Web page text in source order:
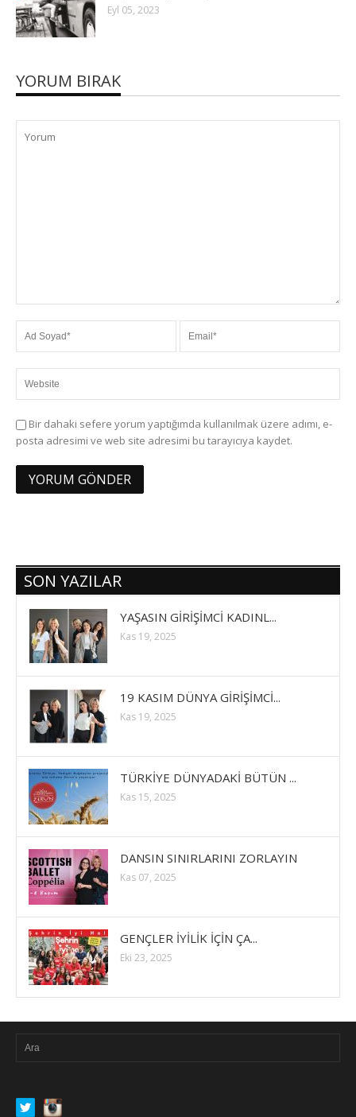
Eyl 05, 2023
YORUM BIRAK
Bir dahaki sefere yorum yaptığımda kullanılmak üzere adımı, e-
posta adresimi ve web site adresimi bu tarayıcıya kaydet.
SON YAZILAR
YAŞASIN GİRİŞİMCİ KADINL...
Kas 19, 2025
19 KASIM DÜNYA GİRİŞİMCİ...
Kas 19, 2025
TÜRKİYE DÜNYADAKİ BÜTÜN ...
Kas 15, 2025
DANSIN SINIRLARINI ZORLAYIN
Kas 07, 2025
GENÇLER İYİLİK İÇİN ÇA...
Eki 23, 2025